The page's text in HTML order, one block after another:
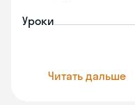
Уроки
Читать дальше